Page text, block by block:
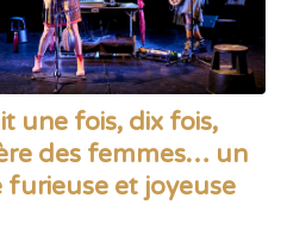
une fois, dix fois,
des femmes… un
furieuse et joyeuse